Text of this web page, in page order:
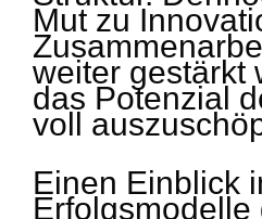
Mut zu
weiter gestärkt
das Potenzial
voll
Einen Einblick
Erfolgsmodelle